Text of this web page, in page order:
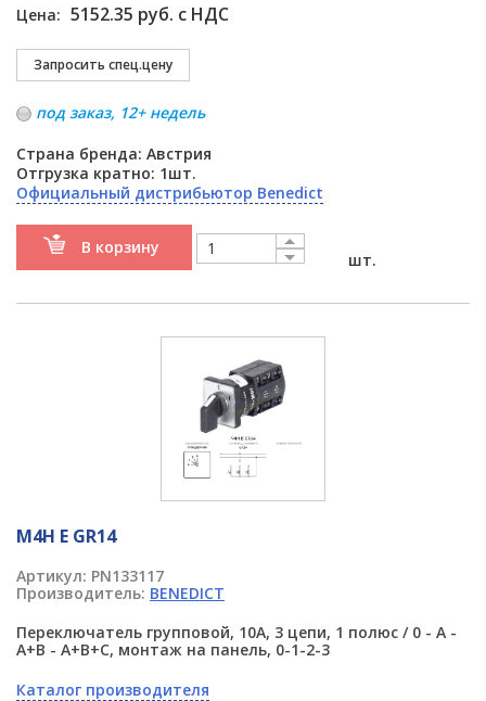
Цена: 5152.35 руб. с НДС
под заказ, 12+ недель
Страна бренда: Австрия
Отгрузка кратно: 1шт.
Официальный дистрибьютор Benedict
В корзину
шт.
M4H E GR14
Артикул: PN133117
Производитель: BENEDICT
Переключатель групповой, 10А, 3 цепи, 1 полюс / 0 - A -
A+B - A+B+C, монтаж на панель, 0-1-2-3
Каталог производителя